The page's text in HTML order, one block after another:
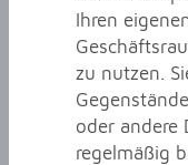
Ihren
zu nutzen.
oder andere
regelmäßig